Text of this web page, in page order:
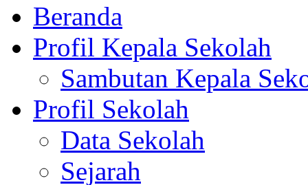
Beranda
Profil Kepala Sekolah
Sambutan Kepala
Profil Sekolah
Data Sekolah
Sejarah